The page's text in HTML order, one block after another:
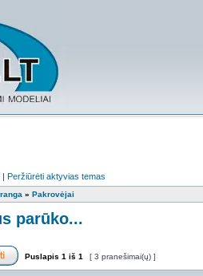
| Peržiūrėti aktyvias temas
» Pakrovėjai
parūko...
Puslapis 1 iš 1 [ 3 pranešimai(ų) ]